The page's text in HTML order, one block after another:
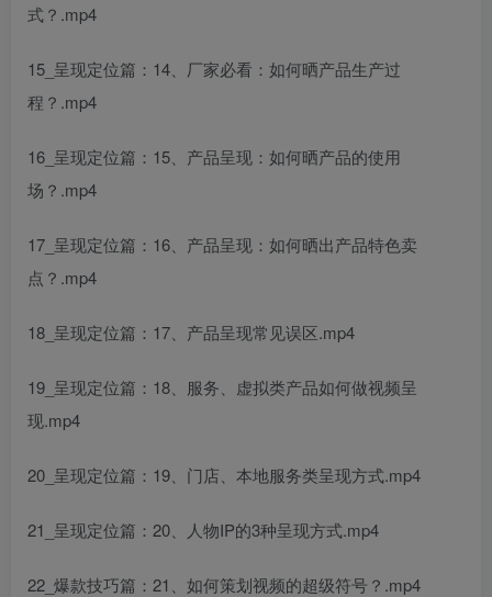
式？.mp4
15_呈现定位篇：14、厂家必看：如何晒产品生产过
程？.mp4
16_呈现定位篇：15、产品呈现：如何晒产品的使用
场？.mp4
17_呈现定位篇：16、产品呈现：如何晒出产品特色卖
点？.mp4
18_呈现定位篇：17、产品呈现常见误区.mp4
19_呈现定位篇：18、服务、虚拟类产品如何做视频呈
现.mp4
20_呈现定位篇：19、门店、本地服务类呈现方式.mp4
21_呈现定位篇：20、人物IP的3种呈现方式.mp4
22_爆款技巧篇：21、如何策划视频的超级符号？.mp4